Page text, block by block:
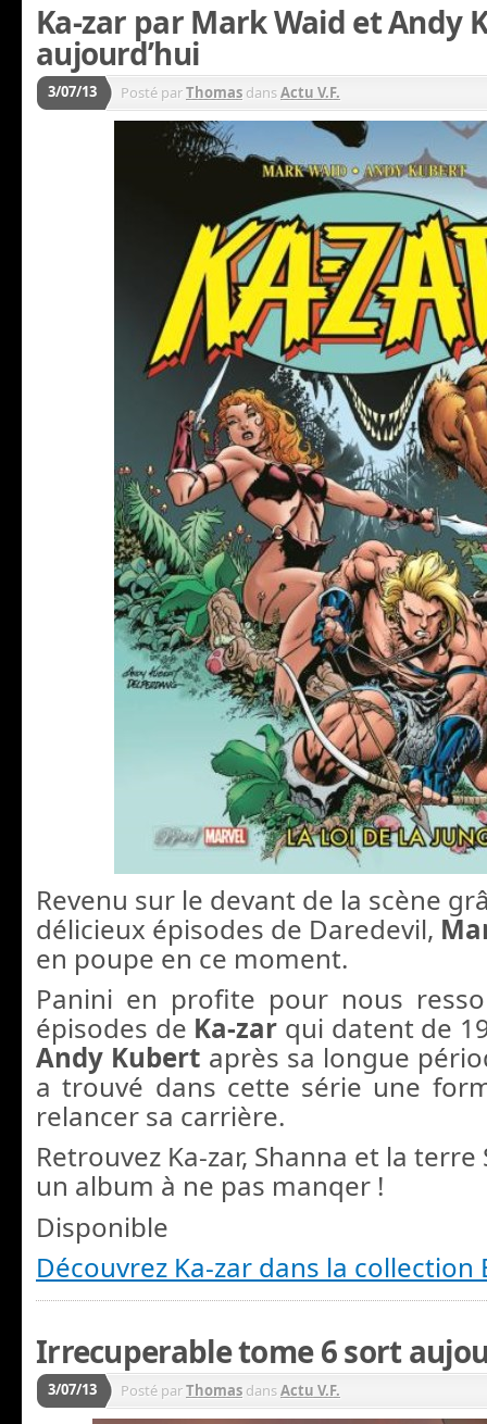
Ka-zar par Mark Waid et Andy
aujourd’hui
3/07/13 Posté parThomas dansActu V.F.
Revenu sur le devant de la scène
délicieux épisodes de Daredevil,
en poupe en ce moment.
Panini en profite pour nous
épisodes de Ka-zar qui datent de
Andy Kubert après sa longue
a trouvé dans cette série une
relancer sa carrière.
Retrouvez Ka-zar, Shanna et la terre
un album à ne pas manqer !
Disponible
Découvrez Ka-zar dans la collection
Irrecuperable tome 6 sort
3/07/13 Posté parThomas dansActu V.F.